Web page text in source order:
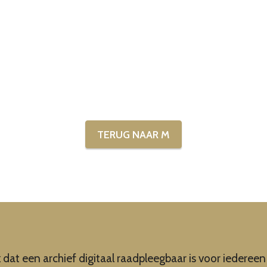
TERUG NAAR M
een archief digitaal raadpleegbaar is voor